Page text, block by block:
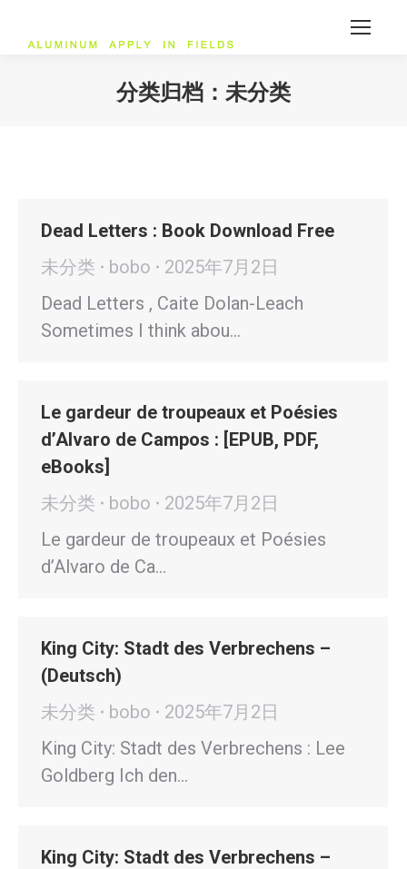
分类归档： 未分类
Dead Letters : Book Download Free
未分类
bobo
2025年7月2日
Dead Letters , Caite Dolan-Leach
Sometimes I think abou…
Le gardeur de troupeaux et Poésies
d’Alvaro de Campos : [EPUB, PDF,
eBooks]
未分类
bobo
2025年7月2日
Le gardeur de troupeaux et Poésies
d’Alvaro de Ca…
King City: Stadt des Verbrechens –
(Deutsch)
未分类
bobo
2025年7月2日
King City: Stadt des Verbrechens : Lee
Goldberg Ich den…
King City: Stadt des Verbrechens –